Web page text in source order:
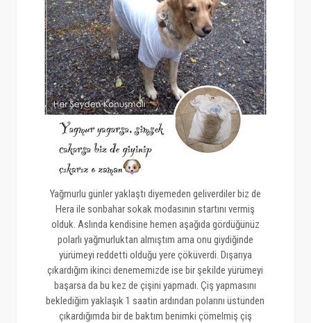
Yağmurlu günler yaklaştı diyemeden geliverdiler biz de
Hera ile sonbahar sokak modasının startını vermiş
olduk. Aslında kendisine hemen aşağıda gördüğünüz
polarlı yağmurluktan almıştım ama onu giydiğinde
yürümeyi reddetti olduğu yere çöküverdi. Dışarıya
çıkardığım ikinci denememizde ise bir şekilde yürümeyi
başarsa da bu kez de çişini yapmadı. Çiş yapmasını
beklediğim yaklaşık 1 saatin ardından polarını üstünden
çıkardığımda bir de baktım benimki çömelmiş çiş